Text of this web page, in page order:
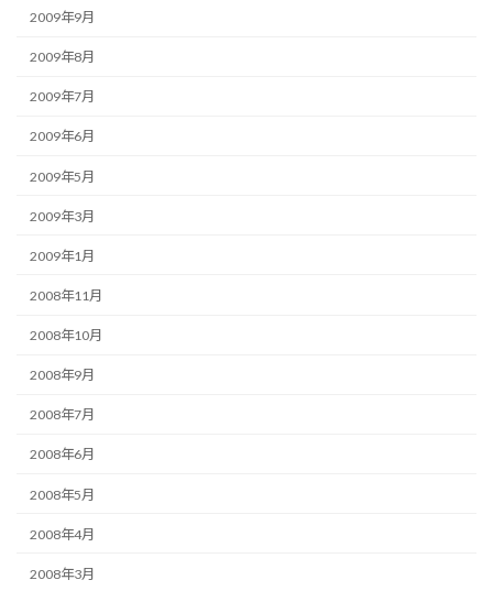
2009年9月
2009年8月
2009年7月
2009年6月
2009年5月
2009年3月
2009年1月
2008年11月
2008年10月
2008年9月
2008年7月
2008年6月
2008年5月
2008年4月
2008年3月